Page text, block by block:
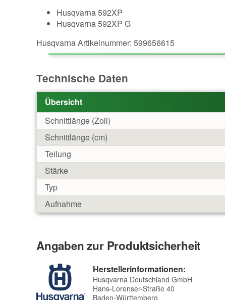
Husqvarna 592XP
Husqvarna 592XP G
Husqvarna Artikelnummer: 599656615
Technische Daten
Übersicht
Schnittlänge (Zoll)
Schnittlänge (cm)
Teilung
Stärke
Typ
Aufnahme
Angaben zur Produktsicherheit
Herstellerinformationen:
Husqvarna Deutschland GmbH
Hans-Lorenser-Straße 40
Baden-Württemberg